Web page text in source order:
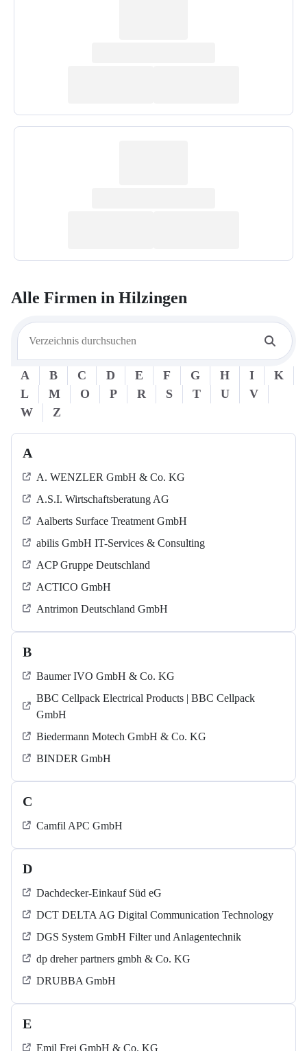
Alle Firmen in Hilzingen
A B C D E F G H I
K
L
M O P R S T U
V
W
Z
A
A. WENZLER GmbH & Co. KG
A.S.I. Wirtschaftsberatung AG
Aalberts Surface Treatment GmbH
abilis GmbH IT-Services & Consulting
ACP Gruppe Deutschland
ACTICO GmbH
Antrimon Deutschland GmbH
B
Baumer IVO GmbH & Co. KG
BBC Cellpack Electrical Products | BBC Cellpack
GmbH
Biedermann Motech GmbH & Co. KG
BINDER GmbH
C
Camfil APC GmbH
D
Dachdecker-Einkauf Süd eG
DCT DELTA AG Digital Communication Technology
DGS System GmbH Filter und Anlagentechnik
dp dreher partners gmbh & Co. KG
DRUBBA GmbH
E
Emil Frei GmbH & Co. KG